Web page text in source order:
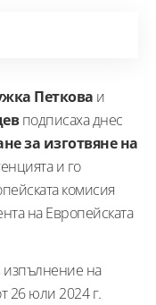
Петкова и
подписаха днес
за изготвяне на
и го
комисия
на Европейската
изпълнение на
26 юли 2024 г.